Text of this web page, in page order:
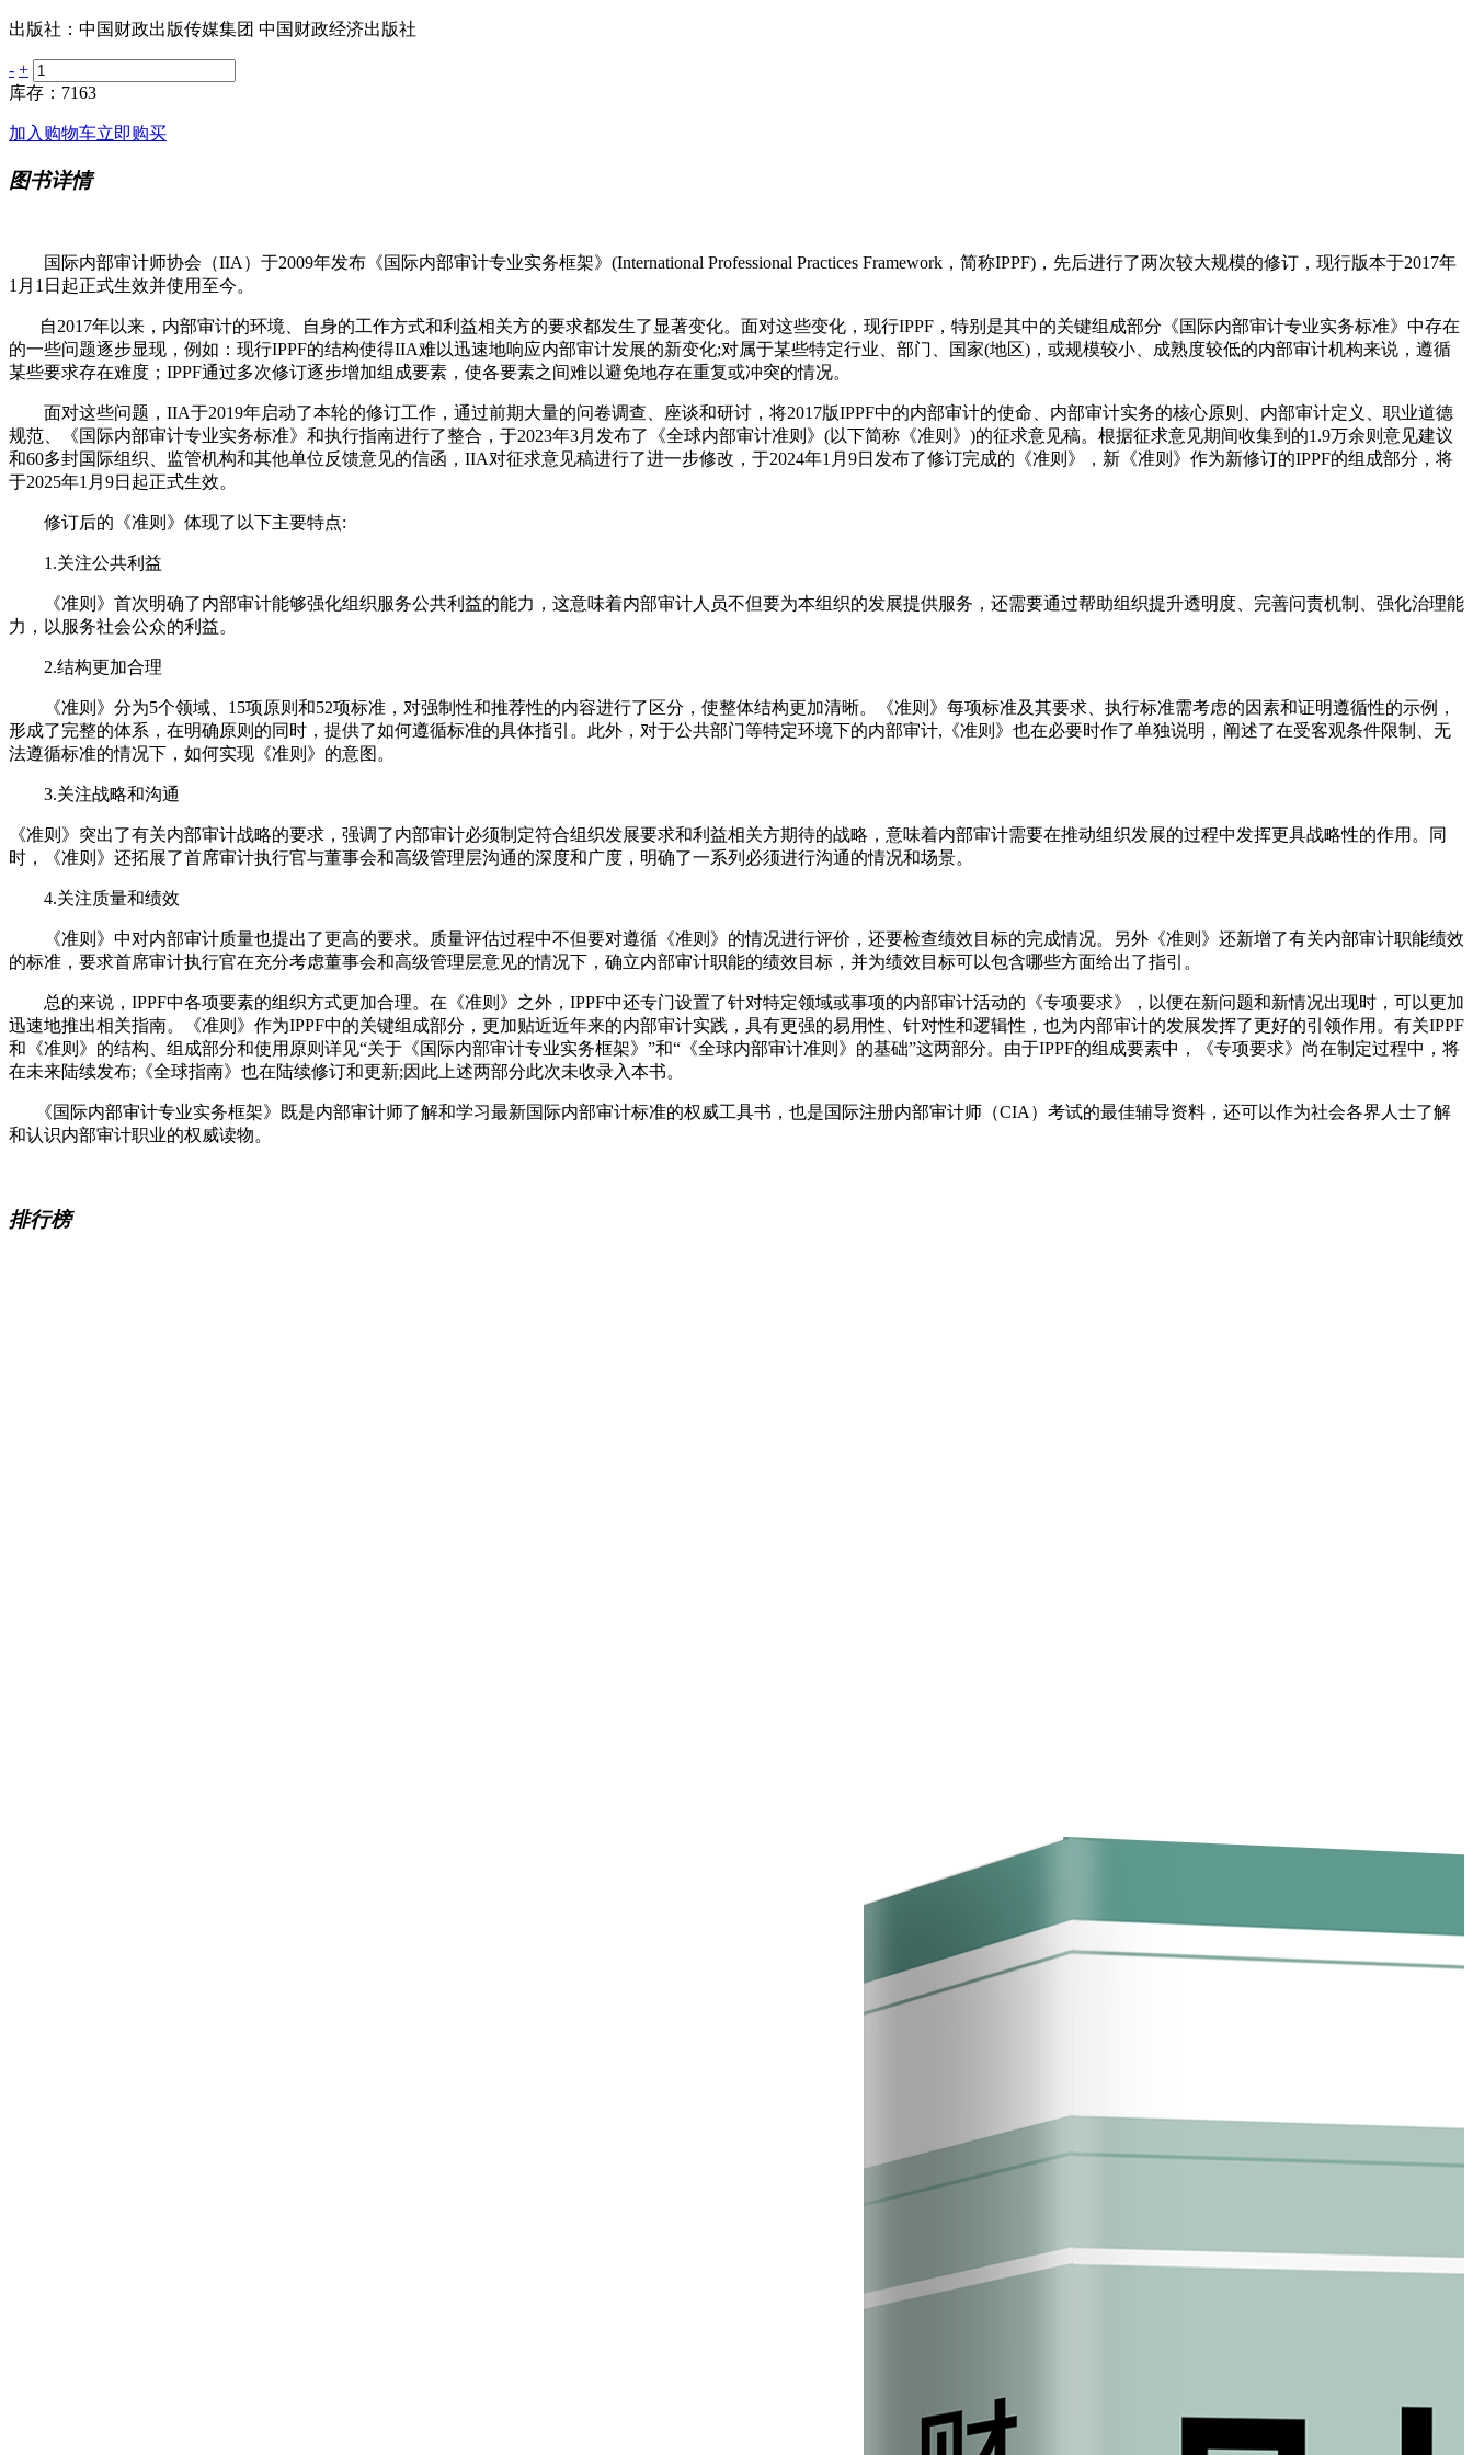
出版社：中国财政出版传媒集团 中国财政经济出版社
- +
库存：7163
加入购物车立即购买
图书详情
国际内部审计师协会（IIA）于2009年发布《国际内部审计专业实务框架》(International Professional Practices Framework，简称IPPF)，先后进行了两次较大规模的修订，现行版本于2017年
1月1日起正式生效并使用至今。
自2017年以来，内部审计的环境、自身的工作方式和利益相关方的要求都发生了显著变化。面对这些变化，现行IPPF，特别是其中的关键组成部分《国际内部审计专业实务标准》中存在
的一些问题逐步显现，例如：现行IPPF的结构使得IIA难以迅速地响应内部审计发展的新变化;对属于某些特定行业、部门、国家(地区)，或规模较小、成熟度较低的内部审计机构来说，遵循
某些要求存在难度；IPPF通过多次修订逐步增加组成要素，使各要素之间难以避免地存在重复或冲突的情况。
面对这些问题，IIA于2019年启动了本轮的修订工作，通过前期大量的问卷调查、座谈和研讨，将2017版IPPF中的内部审计的使命、内部审计实务的核心原则、内部审计定义、职业道德
规范、《国际内部审计专业实务标准》和执行指南进行了整合，于2023年3月发布了《全球内部审计准则》(以下简称《准则》)的征求意见稿。根据征求意见期间收集到的1.9万余则意见建议
和60多封国际组织、监管机构和其他单位反馈意见的信函，IIA对征求意见稿进行了进一步修改，于2024年1月9日发布了修订完成的《准则》，新《准则》作为新修订的IPPF的组成部分，将
于2025年1月9日起正式生效。
修订后的《准则》体现了以下主要特点:
1.关注公共利益
《准则》首次明确了内部审计能够强化组织服务公共利益的能力，这意味着内部审计人员不但要为本组织的发展提供服务，还需要通过帮助组织提升透明度、完善问责机制、强化治理能
力，以服务社会公众的利益。
2.结构更加合理
《准则》分为5个领域、15项原则和52项标准，对强制性和推荐性的内容进行了区分，使整体结构更加清晰。《准则》每项标准及其要求、执行标准需考虑的因素和证明遵循性的示例，
形成了完整的体系，在明确原则的同时，提供了如何遵循标准的具体指引。此外，对于公共部门等特定环境下的内部审计,《准则》也在必要时作了单独说明，阐述了在受客观条件限制、无
法遵循标准的情况下，如何实现《准则》的意图。
3.关注战略和沟通
《准则》突出了有关内部审计战略的要求，强调了内部审计必须制定符合组织发展要求和利益相关方期待的战略，意味着内部审计需要在推动组织发展的过程中发挥更具战略性的作用。同
时，《准则》还拓展了首席审计执行官与董事会和高级管理层沟通的深度和广度，明确了一系列必须进行沟通的情况和场景。
4.关注质量和绩效
《准则》中对内部审计质量也提出了更高的要求。质量评估过程中不但要对遵循《准则》的情况进行评价，还要检查绩效目标的完成情况。另外《准则》还新增了有关内部审计职能绩效
的标准，要求首席审计执行官在充分考虑董事会和高级管理层意见的情况下，确立内部审计职能的绩效目标，并为绩效目标可以包含哪些方面给出了指引。
总的来说，IPPF中各项要素的组织方式更加合理。在《准则》之外，IPPF中还专门设置了针对特定领域或事项的内部审计活动的《专项要求》，以便在新问题和新情况出现时，可以更加
迅速地推出相关指南。《准则》作为IPPF中的关键组成部分，更加贴近近年来的内部审计实践，具有更强的易用性、针对性和逻辑性，也为内部审计的发展发挥了更好的引领作用。有关IPPF
和《准则》的结构、组成部分和使用原则详见“关于《国际内部审计专业实务框架》”和“《全球内部审计准则》的基础”这两部分。由于IPPF的组成要素中，《专项要求》尚在制定过程中，将
在未来陆续发布;《全球指南》也在陆续修订和更新;因此上述两部分此次未收录入本书。
《国际内部审计专业实务框架》既是内部审计师了解和学习最新国际内部审计标准的权威工具书，也是国际注册内部审计师（CIA）考试的最佳辅导资料，还可以作为社会各界人士了解
和认识内部审计职业的权威读物。
排行榜